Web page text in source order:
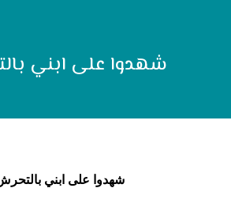
شهدوا على ابني
شهدوا على ابني